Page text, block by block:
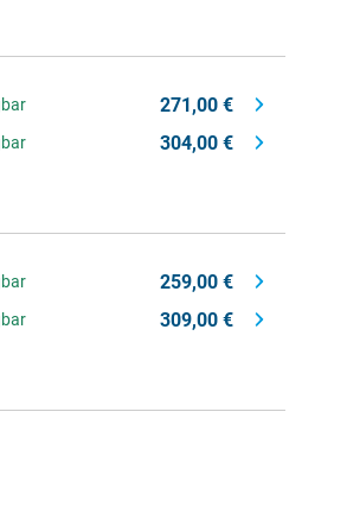
271,00 €
304,00 €
259,00 €
309,00 €